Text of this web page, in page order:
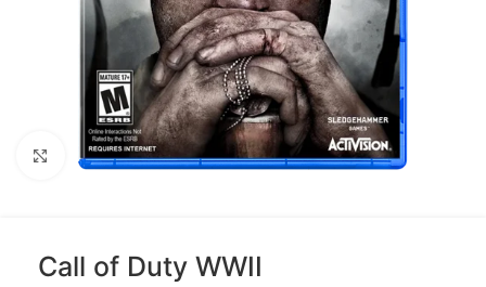
Nhấp để phóng to
Call of Duty WWII